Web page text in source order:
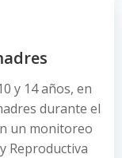
y 14 años, en
durante el
un monitoreo
Reproductiva